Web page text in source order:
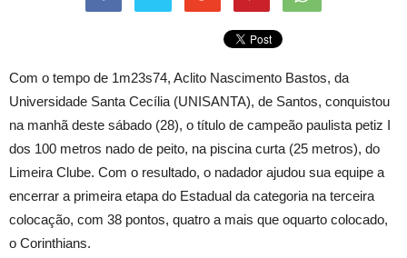
Com o tempo de 1m23s74, Aclito Nascimento Bastos, da
Universidade Santa Cecília (UNISANTA), de Santos, conquistou
na manhã deste sábado (28), o título de campeão paulista petiz I
dos 100 metros nado de peito, na piscina curta (25 metros), do
Limeira Clube. Com o resultado, o nadador ajudou sua equipe a
encerrar a primeira etapa do Estadual da categoria na terceira
colocação, com 38 pontos, quatro a mais que oquarto colocado,
o Corinthians.